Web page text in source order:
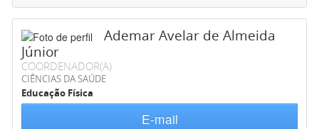
Ademar Avelar de Almeida
Júnior
COORDENADOR(A)
CIÊNCIAS DA SAÚDE
Educação Física
E-mail